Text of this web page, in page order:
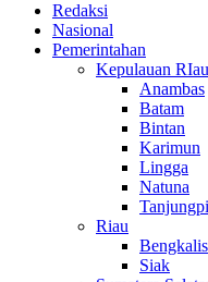
Redaksi
Nasional
Pemerintahan
Kepulauan RIau
Anambas
Batam
Bintan
Karimun
Lingga
Natuna
Riau
Bengkalis
Siak